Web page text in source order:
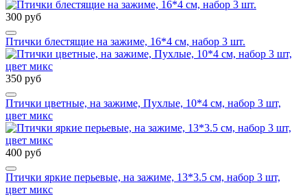
300 руб
Птички блестящие на зажиме, 16*4 см, набор 3 шт.
350 руб
Птички цветные, на зажиме, Пухлые, 10*4 см, набор 3 шт,
цвет микс
400 руб
Птички яркие перьевые, на зажиме, 13*3.5 см, набор 3 шт,
цвет микс